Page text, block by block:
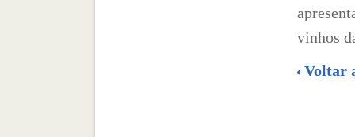
vinhos
Voltar